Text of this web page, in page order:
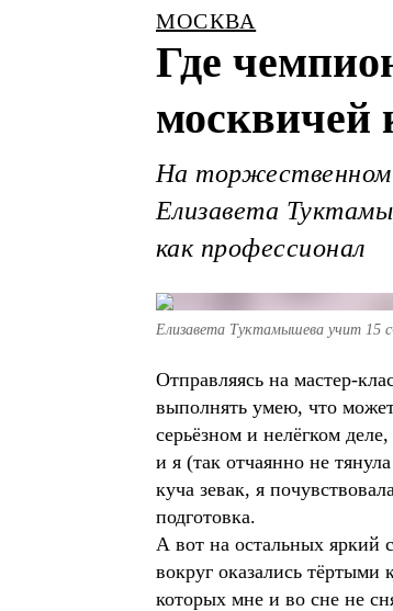
МОСКВА
Где
москвичей
На торжественном
Елизавета
как профессионал
Елизавета Туктамышева учит 15
Отправляясь на мастер-
выполнять умею, что может
серьёзном и нелёгком
и я (так отчаянно не
куча зевак, я
подготовка.
А вот на остальных яркий
вокруг оказались
которых мне и во сне не